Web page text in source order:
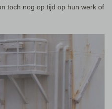
toch nog op tijd op hun werk of